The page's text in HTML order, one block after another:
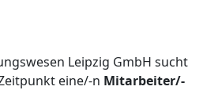
Leipzig GmbH sucht
eine/-n Mitarbeiter/-